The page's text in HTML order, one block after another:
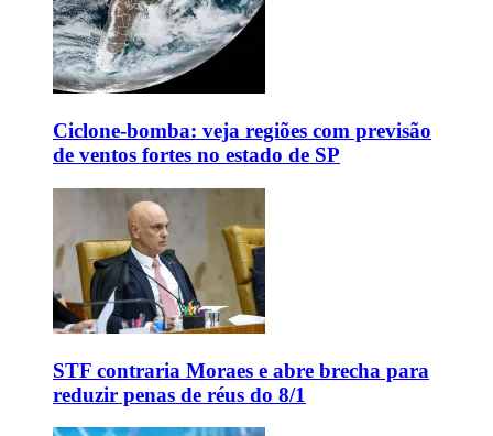
Ciclone-bomba: veja regiões com previsão
de ventos fortes no estado de SP
STF contraria Moraes e abre brecha para
reduzir penas de réus do 8/1